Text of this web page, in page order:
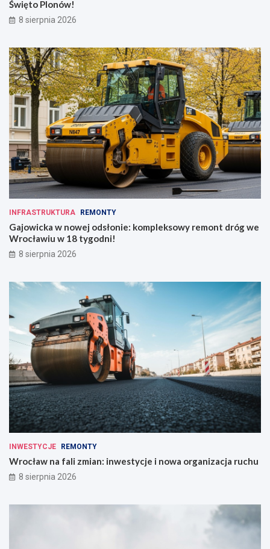
Święto Plonów!
8 sierpnia 2026
INFRASTRUKTURA REMONTY
Gajowicka w nowej odsłonie: kompleksowy remont dróg we
Wrocławiu w 18 tygodni!
8 sierpnia 2026
INWESTYCJE REMONTY
Wrocław na fali zmian: inwestycje i nowa organizacja ruchu
8 sierpnia 2026